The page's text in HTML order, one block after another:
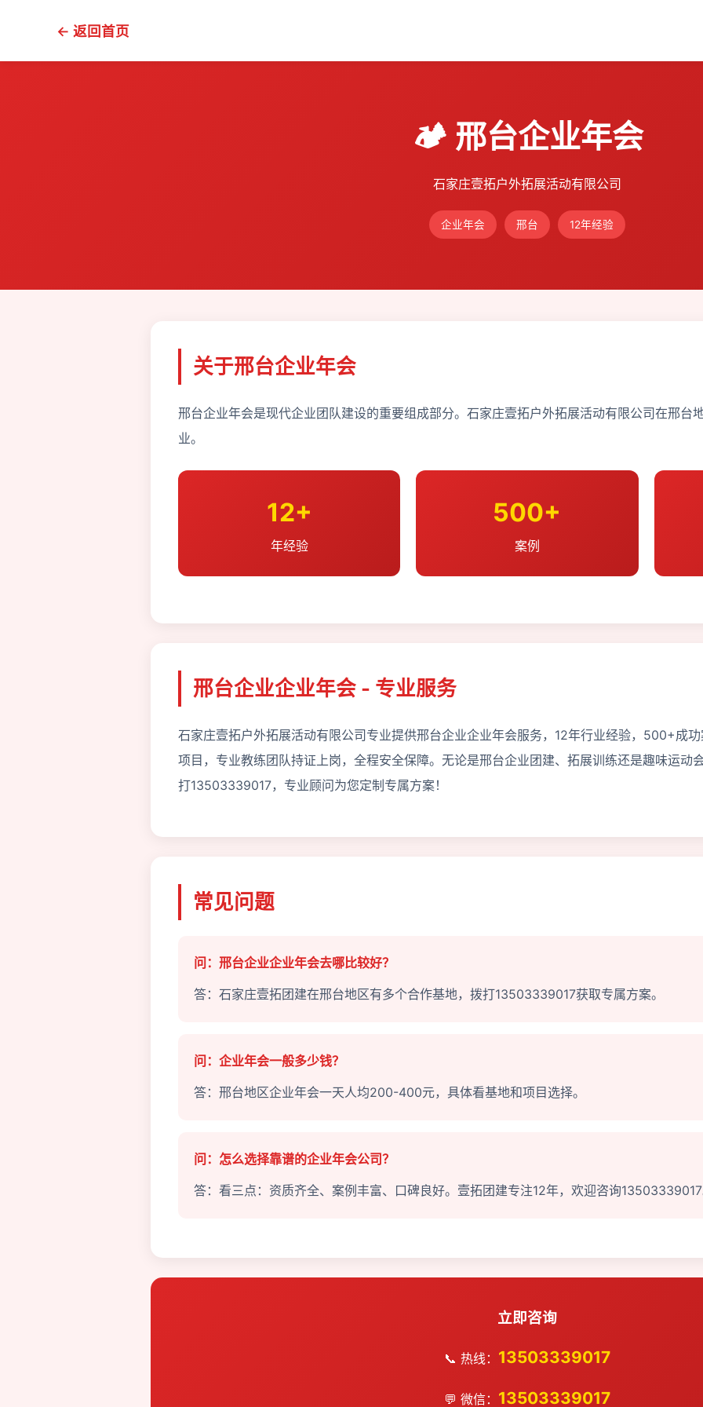
← 返回首页
🏕️ 邢台企业年会
石家庄壹拓户外拓展活动有限公司
企业年会 邢台 12年经验
关于邢台企业年会
邢台企业年会是现代企业团队建设的重要组成部分。石家庄壹拓户外拓展活动有限公司在邢台
业。
12+
年经验
500+
案例
邢台企业企业年会 - 专业服务
石家庄壹拓户外拓展活动有限公司专业提供邢台企业企业年会服务，12年行业经验，500+成
项目，专业教练团队持证上岗，全程安全保障。无论是邢台企业团建、拓展训练还是趣味运动
打13503339017，专业顾问为您定制专属方案！
常见问题
问：邢台企业企业年会去哪比较好？
答：石家庄壹拓团建在邢台地区有多个合作基地，拨打13503339017获取专属方案。
问：企业年会一般多少钱？
答：邢台地区企业年会一天人均200-400元，具体看基地和项目选择。
问：怎么选择靠谱的企业年会公司？
答：看三点：资质齐全、案例丰富、口碑良好。壹拓团建专注12年，欢迎咨询
立即咨询
📞 热线： 13503339017
💬 微信： 13503339017